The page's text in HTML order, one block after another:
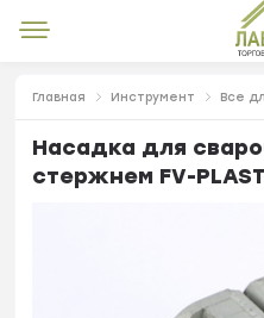
Главная Инструмент Все
Насадка для
стержнем FV-